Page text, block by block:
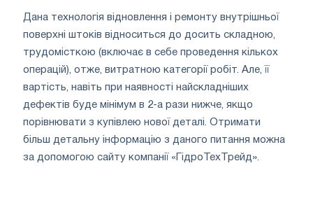
Дана технологія відновлення і ремонту внутрішньої
поверхні штоків відноситься до досить складною,
трудомісткою (включає в себе проведення кількох
операцій), отже, витратною категорії робіт. Але, її
вартість, навіть при наявності найскладніших
дефектів буде мінімум в 2-а рази нижче, якщо
порівнювати з купівлею нової деталі. Отримати
більш детальну інформацію з даного питання можна
за допомогою сайту компанії «ГідроТехТрейд».